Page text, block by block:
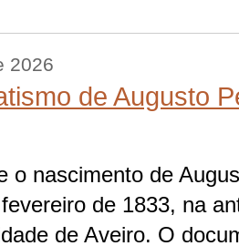
2026
de Augusto
o nascimento de
de 1833, na
de Aveiro. O